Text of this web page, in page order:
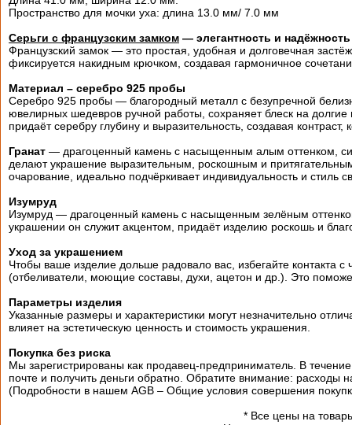
Пространство для мочки уха: длина 13.0 мм/ 7.0 мм
Серьги с французским замком — элегантность и
Французский замок — это простая, удобная и долговечная
фиксируется накидным крючком, создавая гармоничное
Материал – серебро 925 пробы
Серебро 925 пробы — благородный металл с безупречной
ювелирных шедевров ручной работы, сохраняет блеск на
придаёт серебру глубину и выразительность, создавая
Гранат — драгоценный камень с насыщенным алым оттенком,
делают украшение выразительным, роскошным и
очарование, идеально подчёркивает индивидуальность и стиль
Изумруд
Изумруд — драгоценный камень с насыщенным зелёным
украшении он служит акцентом, придаёт изделию роскошь и
Уход за украшением
Чтобы ваше изделие дольше радовало вас, избегайте контакта
(отбеливатели, моющие составы, духи, ацетон и др.). Это
Параметры изделия
Указанные размеры и характеристики могут незначительно
влияет на эстетическую ценность и стоимость украшения.
Покупка без риска
Мы зарегистрированы как продавец-предприниматель. В
почте и получить деньги обратно. Обратите внимание: расходы
(Подробности в нашем AGB – Общие условия совершения
*Все цены на